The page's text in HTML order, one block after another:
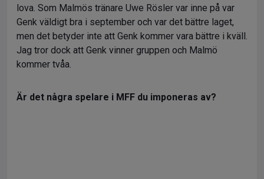
lova. Som Malmös tränare Uwe Rösler var inne på var
Genk väldigt bra i september och var det bättre laget,
men det betyder inte att Genk kommer vara bättre i kväll.
Jag tror dock att Genk vinner gruppen och Malmö
kommer tvåa.
Är det några spelare i MFF du imponeras av?